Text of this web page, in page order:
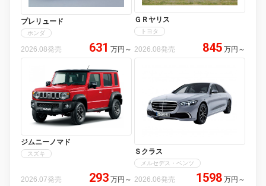
プレリュード
ホンダ
2026.08発売 631 万円 ～
ＧＲヤリス
トヨタ
2026.08発売 845 万円 ～
ジムニーノマド
スズキ
2026.07発売 293 万円 ～
Ｓクラス
メルセデス・ベンツ
2026.06発売 1598 万円 ～